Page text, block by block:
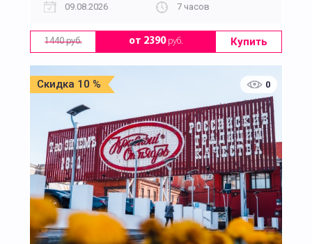
09.08.2026
7 часов
1440 руб. от 2390руб. Купить
Скидка 10 % 0